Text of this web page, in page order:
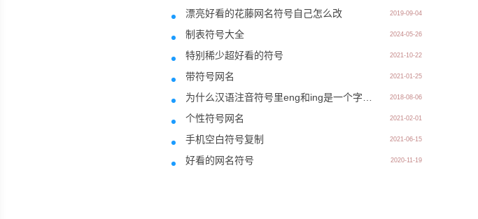
漂亮好看的花藤网名符号自己怎么改 2019-09-04
制表符号大全 2024-05-26
特别稀少超好看的符号 2021-10-22
带符号网名 2021-01-25
2018-08-06
个性符号网名 2021-02-01
手机空白符号复制 2021-06-15
好看的网名符号 2020-11-19